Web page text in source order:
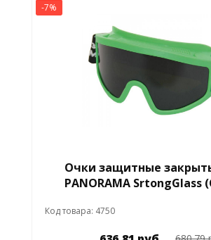
-7%
Очки защитные
PANORAMA
Код товара: 4750